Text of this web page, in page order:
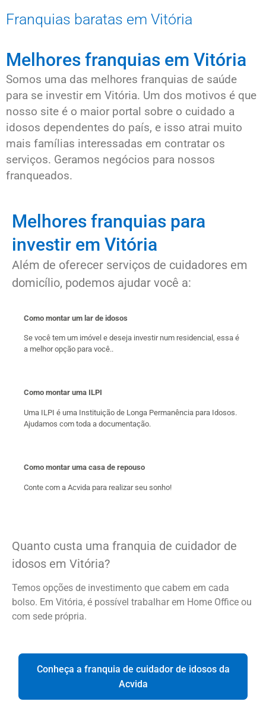
Franquias baratas em Vitória
Melhores franquias em Vitória
Somos uma das melhores franquias de saúde
para se investir em Vitória. Um dos motivos é que
nosso site é o maior portal sobre o cuidado a
idosos dependentes do país, e isso atrai muito
mais famílias interessadas em contratar os
serviços. Geramos negócios para nossos
franqueados.
Melhores franquias para
investir em Vitória
Além de oferecer serviços de cuidadores em
domicílio, podemos ajudar você a:
Como montar um lar de idosos
Se você tem um imóvel e deseja investir num residencial, essa é
a melhor opção para você..
Como montar uma ILPI
Uma ILPI é uma Instituição de Longa Permanência para Idosos.
Ajudamos com toda a documentação.
Como montar uma casa de repouso
Conte com a Acvida para realizar seu sonho!
Quanto custa uma franquia de cuidador de
idosos em Vitória?
Temos opções de investimento que cabem em cada
bolso. Em Vitória, é possível trabalhar em Home Office ou
com sede própria.
Conheça a franquia de cuidador de idosos da
Acvida